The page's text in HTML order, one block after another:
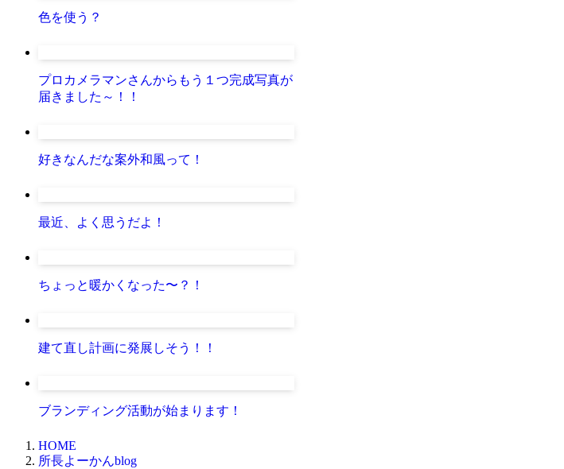
色を使う？
プロカメラマンさんからもう１つ完成写真が
届きました～！！
好きなんだな案外和風って！
最近、よく思うだよ！
ちょっと暖かくなった〜？！
建て直し計画に発展しそう！！
ブランディング活動が始まります！
HOME
所長よーかんblog